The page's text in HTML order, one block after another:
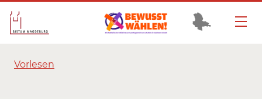
Vorlesen